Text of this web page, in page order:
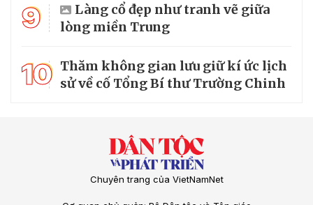
9
Làng cổ đẹp như tranh vẽ giữa
lòng miền Trung
10 Thăm không gian lưu giữ kí ức lịch
sử về cố Tổng Bí thư Trường Chinh
Chuyên trang của VietNamNet